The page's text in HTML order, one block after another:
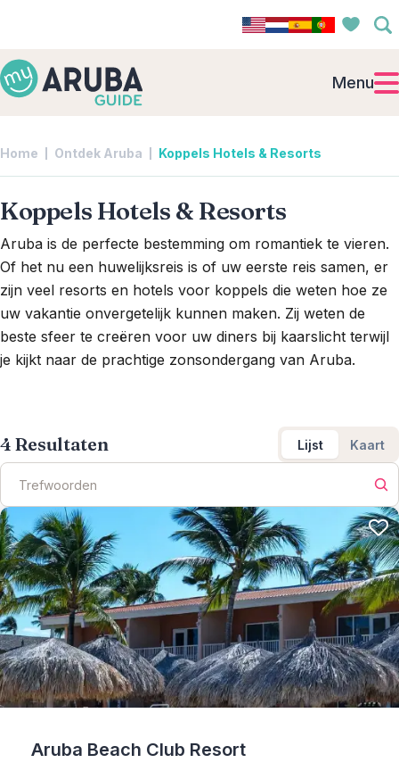
Menu
Home Ontdek Aruba Koppels Hotels & Resorts
Koppels Hotels & Resorts
Aruba is de perfecte bestemming om romantiek te vieren.
Of het nu een huwelijksreis is of uw eerste reis samen, er
zijn veel resorts en hotels voor koppels die weten hoe ze
uw vakantie onvergetelijk kunnen maken. Zij weten de
beste sfeer te creëren voor uw diners bij kaarslicht terwijl
je kijkt naar de prachtige zonsondergang van Aruba.
4 Resultaten Lijst Kaart
Aruba Beach Club Resort